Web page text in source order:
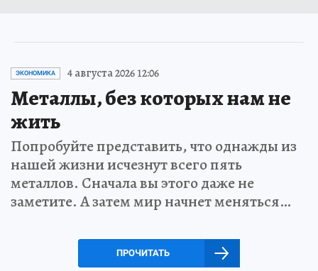
ЭКОНОМИКА 4 августа 2026 12:06
Металлы, без которых нам не
жить
Попробуйте представить, что однажды из
нашей жизни исчезнут всего пять
металлов. Сначала вы этого даже не
заметите. А затем мир начнет меняться…
ПРОЧИТАТЬ